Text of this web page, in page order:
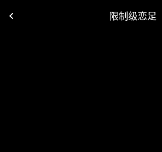
限制级恋足